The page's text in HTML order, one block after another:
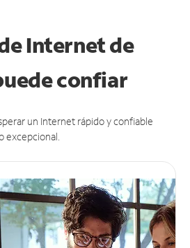
Internet de
confiar
un Internet rápido y confiable
excepcional.